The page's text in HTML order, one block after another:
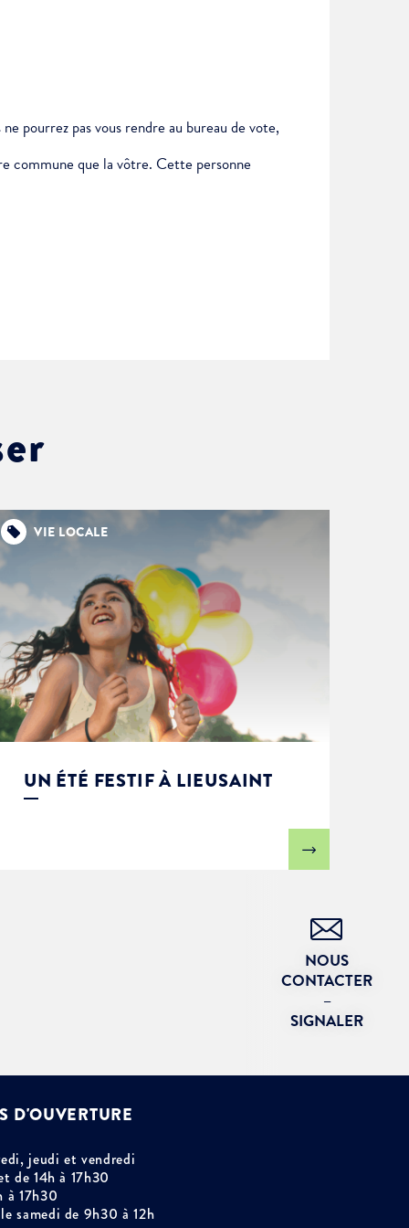
pourrez pas vous rendre au bureau de vote,
commune que la vôtre. Cette personne
VIE LOCALE
UN ÉTÉ FESTIF À LIEUSAINT
NOUS
CONTACTER
–
SIGNALER
D'OUVERTURE
jeudi et vendredi
de 14h à 17h30
à 17h30
samedi de 9h30 à 12h